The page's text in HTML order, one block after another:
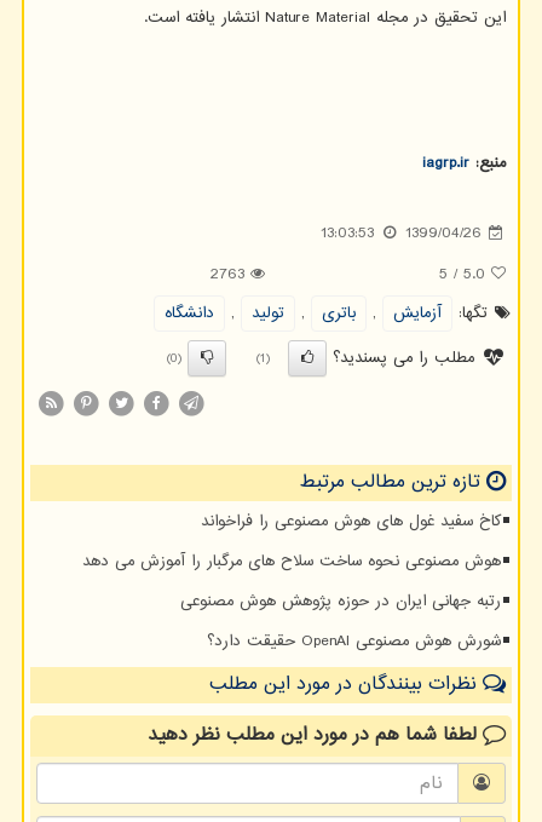
این تحقیق در مجله Nature Material انتشار یافته است.
منبع: iagrp.ir
1399/04/26
13:03:53
5.0
/
5
2763
تگها:
آزمایش , باتری , تولید ,
دانشگاه
مطلب را می پسندید؟
(1)
(0)
تازه ترین مطالب مرتبط
کاخ سفید غول های هوش مصنوعی را فراخواند
هوش مصنوعی نحوه ساخت سلاح های مرگبار را آموزش می دهد
رتبه جهانی ایران در حوزه پژوهش هوش مصنوعی
شورش هوش مصنوعی OpenAI حقیقت دارد؟
نظرات بینندگان در مورد این مطلب
لطفا شما همدر مورد این مطلبنظر دهید